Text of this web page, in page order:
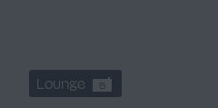
Lounge 5